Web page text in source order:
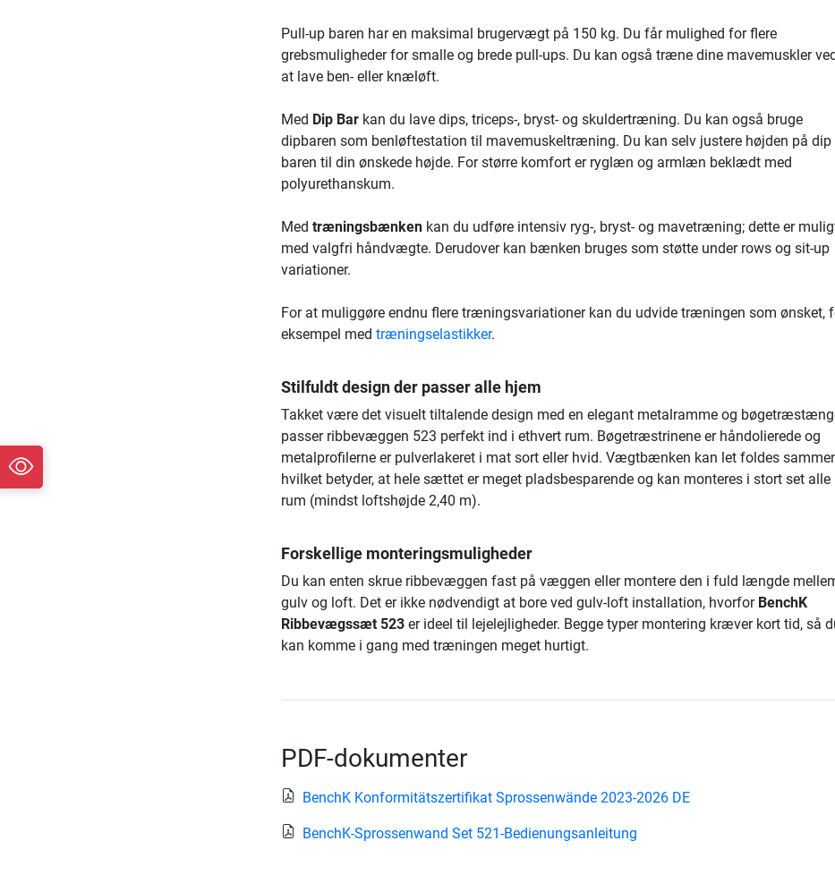
Pull-up baren har en maksimal brugervægt på 150 kg. Du får mulighed for flere
grebsmuligheder for smalle og brede pull-ups. Du kan også træne dine mavemuskler
at lave ben- eller knæløft.
Med Dip Barkan du lave dips, triceps-, bryst- og skuldertræning. Du kan også bruge
dipbaren som benløftestation til mavemuskeltræning. Du kan selv justere højden på dip
baren til din ønskede højde. For større komfort er ryglæn og armlæn beklædt med
polyurethanskum.
Med træningsbænkenkan du udføre intensiv ryg-, bryst- og mavetræning; dette er
med valgfri håndvægte. Derudover kan bænken bruges som støtte under rows og sit-up
variationer.
For at muliggøre endnu flere træningsvariationer kan du udvide træningen som ønsket,
eksempel med træningselastikker.
Stilfuldt design der passer alle hjem
Takket være det visuelt tiltalende design med en elegant metalramme og
passer ribbevæggen 523 perfekt ind i ethvert rum. Bøgetræstrinene er håndolierede og
metalprofilerne er pulverlakeret i mat sort eller hvid. Vægtbænken kan let foldes
hvilket betyder, at hele sættet er meget pladsbesparende og kan monteres i stort set alle
rum (mindst loftshøjde 2,40 m).
Forskellige monteringsmuligheder
Du kan enten skrue ribbevæggen fast på væggen eller montere den i fuld længde
gulv og loft. Det er ikke nødvendigt at bore ved gulv-loft installation, hvorfor BenchK
Ribbevægssæt 523er ideel til lejelejligheder. Begge typer montering kræver kort tid, så
kan komme i gang med træningen meget hurtigt.
PDF-dokumenter
BenchK Konformitätszertifikat Sprossenwände 2023-2026 DE
BenchK-Sprossenwand Set 521-Bedienungsanleitung